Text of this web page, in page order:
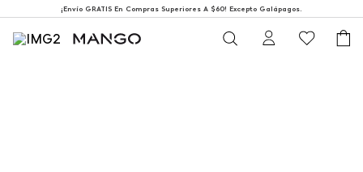
¡Envío GRATIS En Compras Superiores A $60! Excepto Galápagos.